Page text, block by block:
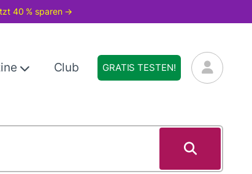
40 % sparen →
Club GRATIS TESTEN!